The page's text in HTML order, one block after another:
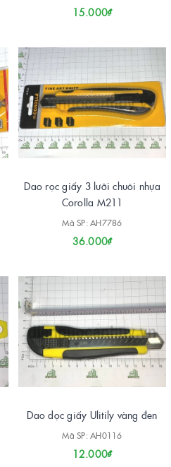
15.000₫
Dao rọc giấy 3 lưỡi chuôi nhựa
Corolla M211
Mã SP: AH7786
36.000₫
Dao dọc giấy Ulitily vàng đen
Mã SP: AH0116
12.000₫